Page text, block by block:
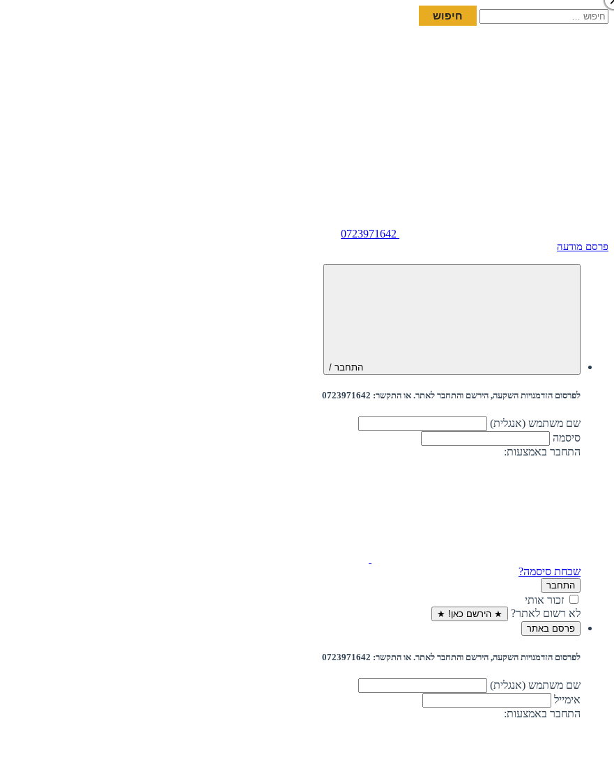
חיפוש:
0723971642
פרסם מודעה
התחבר /
לפרסום הזדמנויות השקעה, הירשם והתחבר לאתר. או התקשר: 0723971642
שם משתמש (אנגלית)
סיסמה
התחבר באמצעות:
שכחת סיסמה?
התחבר
זכור אותי
לא רשום לאתר?
★ הירשם כאן! ★
פרסם באתר
לפרסום הזדמנויות השקעה, הירשם והתחבר לאתר. או התקשר: 0723971642
שם משתמש (אנגלית)
אימייל
התחבר באמצעות: